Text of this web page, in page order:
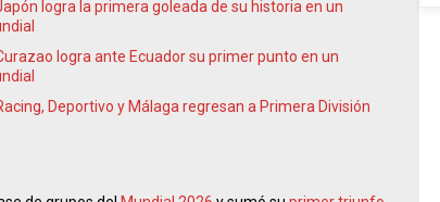
logra la primera goleada de su historia en un
logra ante Ecuador su primer punto en un
Deportivo y Málaga regresan a Primera División